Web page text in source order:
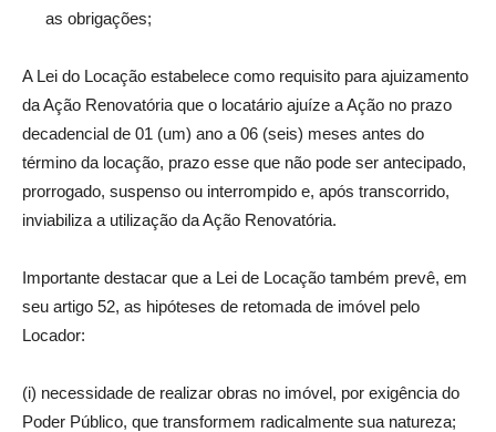
as obrigações;
A Lei do Locação estabelece como requisito para ajuizamento
da Ação Renovatória que o locatário ajuíze a Ação no prazo
decadencial de 01 (um) ano a 06 (seis) meses antes do
término da locação, prazo esse que não pode ser antecipado,
prorrogado, suspenso ou interrompido e, após transcorrido,
inviabiliza a utilização da Ação Renovatória.
Importante destacar que a Lei de Locação também prevê, em
seu artigo 52, as hipóteses de retomada de imóvel pelo
Locador:
(i) necessidade de realizar obras no imóvel, por exigência do
Poder Público, que transformem radicalmente sua natureza;